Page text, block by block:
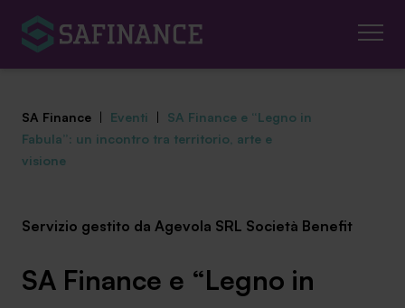
Centro studi
SA Finance | Eventi | SA Finance e “Legno in
Fabula”: un incontro tra territorio, arte e
visione
Servizio gestito da Agevola SRL Società Benefit
SA Finance e “Legno in